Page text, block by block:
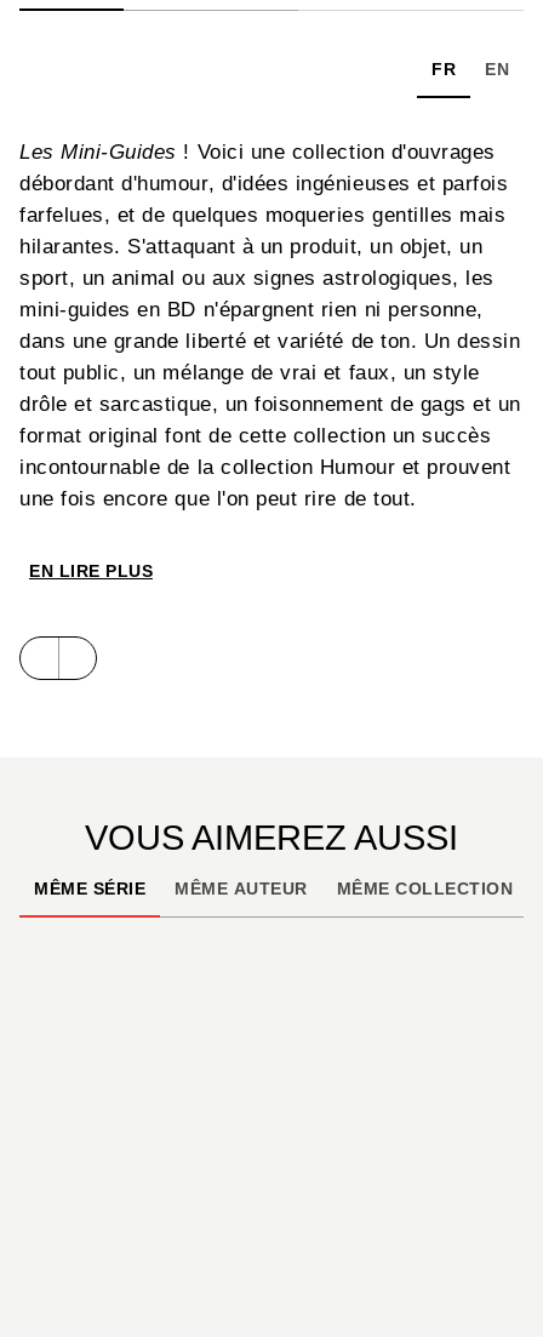
FR EN
Les Mini-Guides ! Voici une collection d'ouvrages
débordant d'humour, d'idées ingénieuses et parfois
farfelues, et de quelques moqueries gentilles mais
hilarantes. S'attaquant à un produit, un objet, un
sport, un animal ou aux signes astrologiques, les
mini-guides en BD n'épargnent rien ni personne,
dans une grande liberté et variété de ton. Un dessin
tout public, un mélange de vrai et faux, un style
drôle et sarcastique, un foisonnement de gags et un
format original font de cette collection un succès
incontournable de la collection Humour et prouvent
une fois encore que l'on peut rire de tout.
EN LIRE PLUS
VOUS AIMEREZ AUSSI
MÊME SÉRIE MÊME AUTEUR MÊME COLLECTION